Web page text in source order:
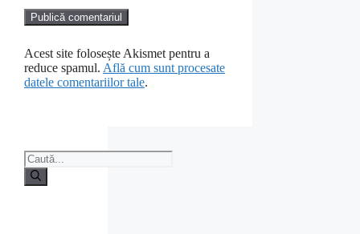
Acest site folosește Akismet pentru a
reduce spamul. Află cum sunt procesate
datele comentariilor tale.
Caută
după: